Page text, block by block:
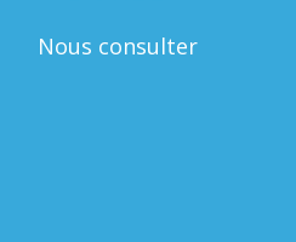
Nous consulter